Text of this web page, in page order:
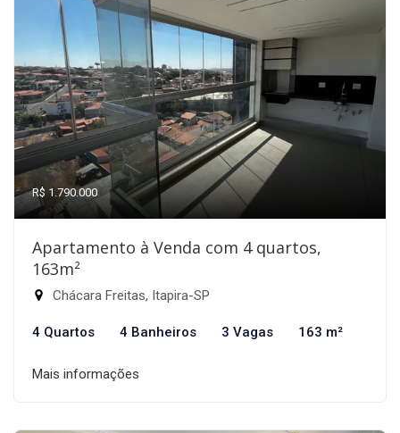
R$ 1.790.000
Apartamento à Venda com 4 quartos,
163m²
Chácara Freitas, Itapira-SP
4 Quartos 4 Banheiros 3 Vagas 163 m²
Mais informações